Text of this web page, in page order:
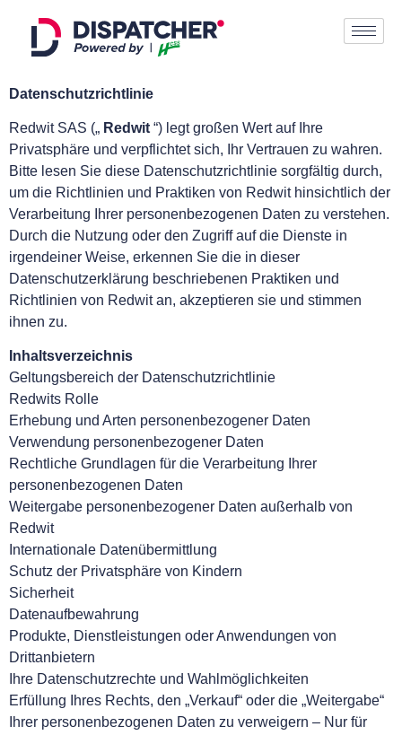
Datenschutzrichtlinie
Redwit SAS („ Redwit “) legt großen Wert auf Ihre
Privatsphäre und verpflichtet sich, Ihr Vertrauen zu wahren.
Bitte lesen Sie diese Datenschutzrichtlinie sorgfältig durch,
um die Richtlinien und Praktiken von Redwit hinsichtlich der
Verarbeitung Ihrer personenbezogenen Daten zu verstehen.
Durch die Nutzung oder den Zugriff auf die Dienste in
irgendeiner Weise, erkennen Sie die in dieser
Datenschutzerklärung beschriebenen Praktiken und
Richtlinien von Redwit an, akzeptieren sie und stimmen
ihnen zu.
Inhaltsverzeichnis
Geltungsbereich der Datenschutzrichtlinie
Redwits Rolle
Erhebung und Arten personenbezogener Daten
Verwendung personenbezogener Daten
Rechtliche Grundlagen für die Verarbeitung Ihrer
personenbezogenen Daten
Weitergabe personenbezogener Daten außerhalb von
Redwit
Internationale Datenübermittlung
Schutz der Privatsphäre von Kindern
Sicherheit
Datenaufbewahrung
Produkte, Dienstleistungen oder Anwendungen von
Drittanbietern
Ihre Datenschutzrechte und Wahlmöglichkeiten
Erfüllung Ihres Rechts, den „Verkauf“ oder die „Weitergabe“
Ihrer personenbezogenen Daten zu verweigern – Nur für